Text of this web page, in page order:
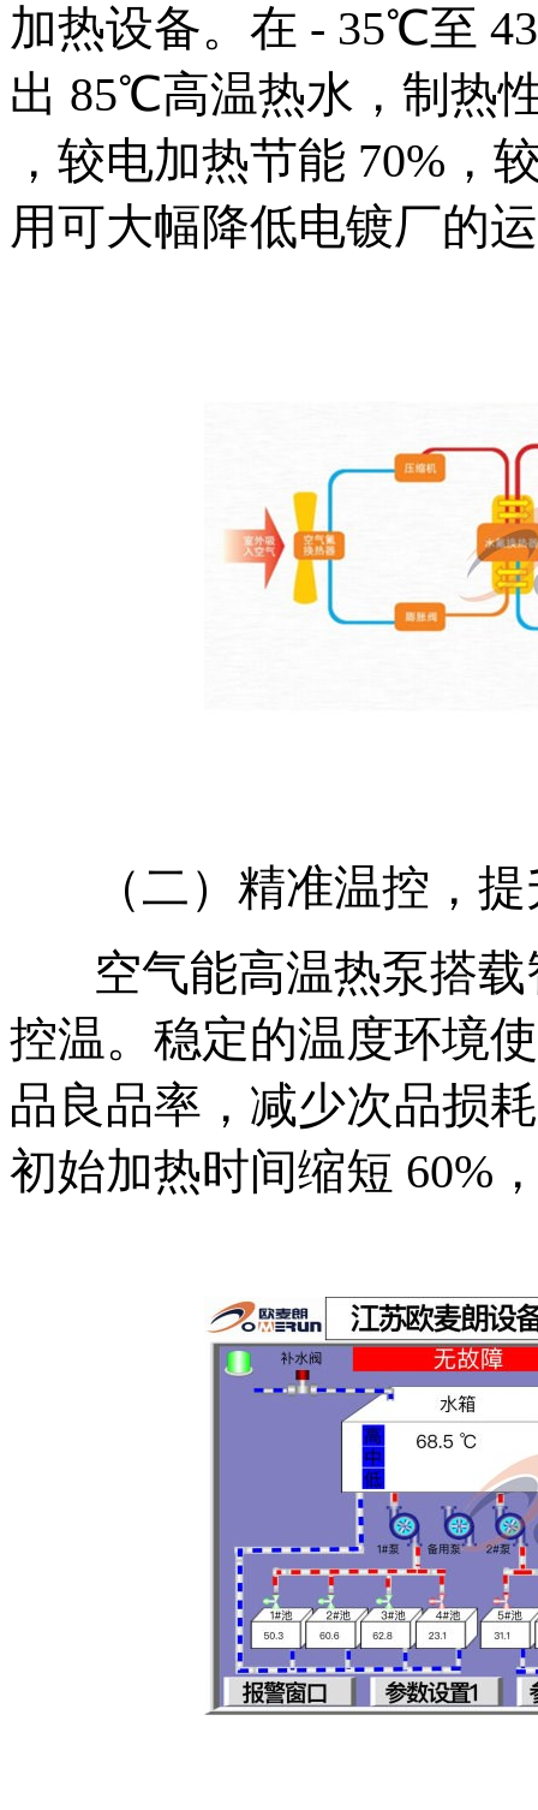
加热设备。在 - 35℃至
出 85℃高温热水，制热
，较电加热节能 70%，
用可大幅降低电镀厂的
（二）精准温控，
空气能高温热泵搭
控温。稳定的温度环境
品良品率，减少次品损
初始加热时间缩短 60%